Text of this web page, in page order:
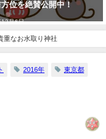
方位を絶賛公開中！
月6日
重なお水取り神社
2016年 東京都